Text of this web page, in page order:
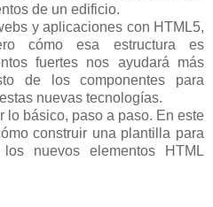
de un edificio.
y aplicaciones con HTML5,
cómo esa estructura es
fuertes nos ayudará más
de los componentes para
nuevas tecnologías.
lo básico, paso a paso. En este
construir una plantilla para
nuevos elementos HTML